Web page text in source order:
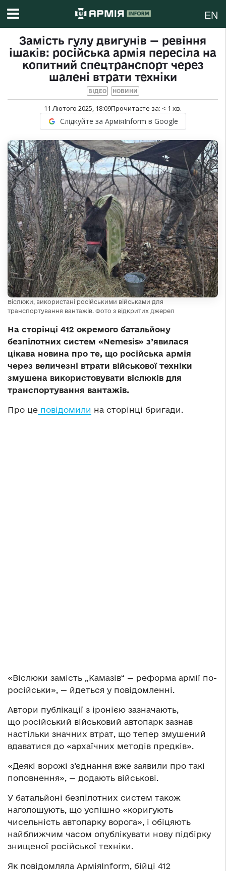
EN
Замість гулу двигунів — ревіння
ішаків: російська армія пересіла на
копитний спецтранспорт через
шалені втрати техніки
ВІДЕО НОВИНИ
11 Лютого 2025, 18:09Прочитаєте за: < 1 хв.
Слідкуйте за АрміяInform в Google
Віслюки, використані російськими військами для
транспортування вантажів. Фото з відкритих джерел
На сторінці 412 окремого батальйону
безпілотних систем «Nemesis» з’явилася
цікава новина про те, що російська армія
через величезні втрати військової техніки
змушена використовувати віслюків для
транспортування вантажів.
Про це повідомили на сторінці бригади.
«Віслюки замість „Камазів“ — реформа армії по-
російськи», — йдеться у повідомленні.
Автори публікації з іронією зазначають,
що російський військовий автопарк зазнав
настільки значних втрат, що тепер змушений
вдаватися до «архаїчних методів предків».
«Деякі ворожі з’єднання вже заявили про такі
поповнення», — додають військові.
У батальйоні безпілотних систем також
наголошують, що успішно «коригують
чисельність автопарку ворога», і обіцяють
найближчим часом опублікувати нову підбірку
знищеної російської техніки.
Як повідомляла АрміяInform, бійці 412